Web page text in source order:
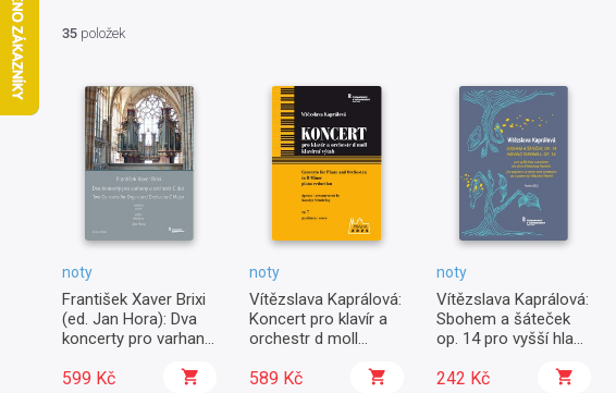
35 položek
noty
František Xaver Brixi
(ed. Jan Hora): Dva
koncerty pro varhany
599 Kč
noty
Vítězslava Kaprálová:
Koncert pro klavír a
orchestr d moll
589 Kč
noty
Vítězslava Kaprálová:
Sbohem a šáteček
op. 14 pro vyšší hlas
242 Kč